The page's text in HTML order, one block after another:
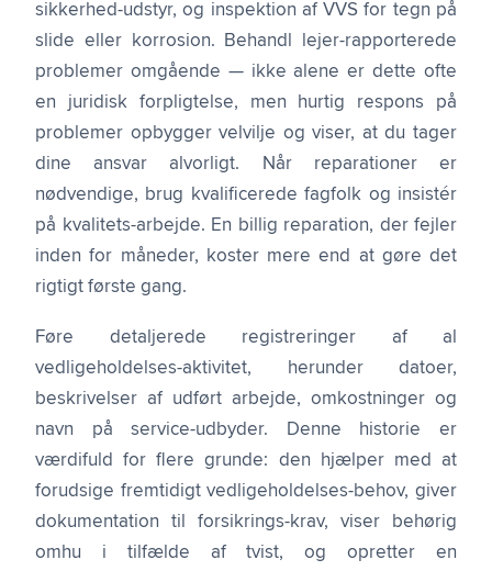
sikkerhed-udstyr, og inspektion af VVS for tegn på
slide eller korrosion. Behandl lejer-rapporterede
problemer omgående — ikke alene er dette ofte
en juridisk forpligtelse, men hurtig respons på
problemer opbygger velvilje og viser, at du tager
dine ansvar alvorligt. Når reparationer er
nødvendige, brug kvalificerede fagfolk og insistér
på kvalitets-arbejde. En billig reparation, der fejler
inden for måneder, koster mere end at gøre det
rigtigt første gang.
Føre detaljerede registreringer af al
vedligeholdelses-aktivitet, herunder datoer,
beskrivelser af udført arbejde, omkostninger og
navn på service-udbyder. Denne historie er
værdifuld for flere grunde: den hjælper med at
forudsige fremtidigt vedligeholdelses-behov, giver
dokumentation til forsikrings-krav, viser behørig
omhu i tilfælde af tvist, og opretter en